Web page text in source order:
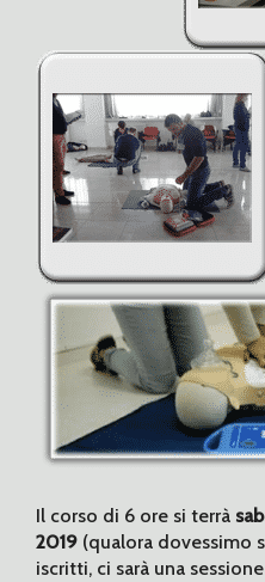
Il corso di 6 ore si terrà
2019 (qualora dovessimo
iscritti, ci sarà una